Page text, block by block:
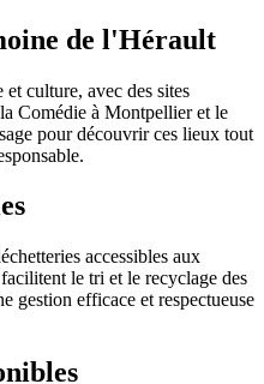
de l'Hérault
culture, avec des sites
Comédie à Montpellier et le
pour découvrir ces lieux tout
accessibles aux
le tri et le recyclage des
gestion efficace et respectueuse